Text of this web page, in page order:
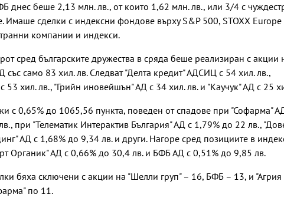
днес беше 2,13 млн. лв., от които 1,62 млн. лв., или 3/4 с
Имаше сделки с индексни фондове върху S&P 500, STOXX
компании и индекси.
сред българските дружества в сряда беше реализиран с акции
със само 83 хил. лв. Следват "Делта кредит" АДСИЦ с 54 хил. лв.,
53 хил. лв., "Грийн иновейшън" АД с 34 хил. лв. и "Каучук" АД с 25
с 0,65% до 1065,56 пункта, поведен от спадове при "Софарма"
при "Телематик Интерактив България" АД с 1,79% до 22 лв.,
АД с 1,68% до 9,34 лв. и други. Нагоре сред позициите в
Органик" АД с 0,66% до 30,4 лв. и БФБ АД с 0,51% до 9,85 лв.
бяха сключени с акции на "Шелли груп" – 16, БФБ – 13, и "Агрия
по 11.